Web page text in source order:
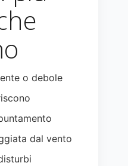
o debole
dal vento